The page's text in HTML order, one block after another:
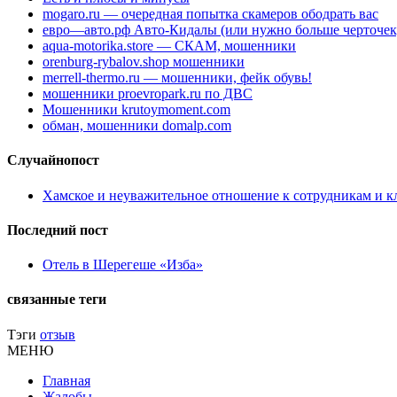
mogaro.ru — очередная попытка скамеров ободрать вас
евро—авто.рф Авто-Кидалы (или нужно больше
aqua-motorika.store — СКАМ, мошенники
orenburg-rybalov.shop мошенники
merrell-thermo.ru — мошенники, фейк обувь!
мошенники proevropark.ru по ДВС
Мошенники krutoymoment.com
обман, мошенники domalp.com
Случайнопост
Хамское и неуважительное отношение к сотрудникам и
Последний пост
Отель в Шерегеше «Изба»
связанные теги
Тэги отзыв
МЕНЮ
Главная